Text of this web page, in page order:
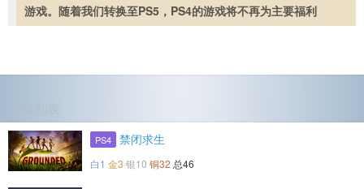
游戏。随着我们转换至PS5，PS4的游戏将不再为主要福利
PS4 禁闭求生
白1 金3 银10 铜32 总46